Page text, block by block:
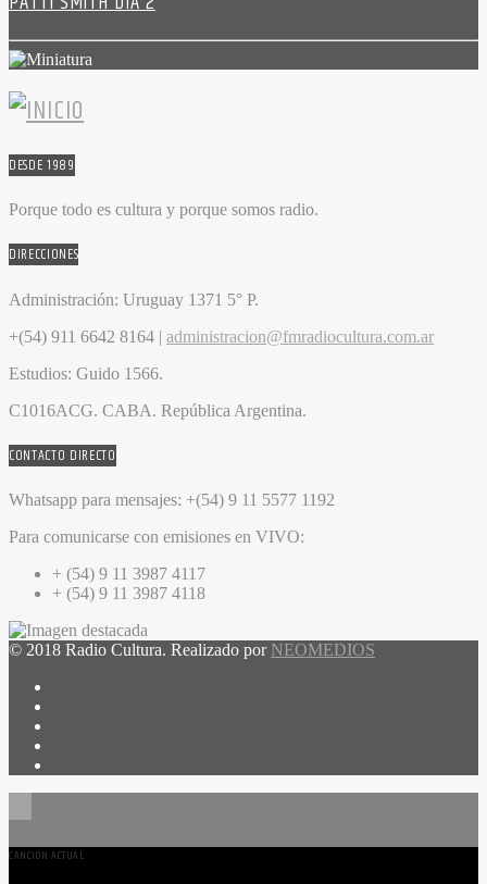
DESDE 1989
Porque todo es cultura y porque somos radio.
DIRECCIONES
Administración: Uruguay 1371 5° P.
+(54) 911 6642 8164 | administracion@fmradiocultura.com.ar
Estudios: Guido 1566.
C1016ACG. CABA. República Argentina.
CONTACTO DIRECTO
Whatsapp para mensajes: +(54) 9 11 5577 1192
Para comunicarse con emisiones en VIVO:
+ (54) 9 11 3987 4117
+ (54) 9 11 3987 4118
© 2018 Radio Cultura. Realizado por NEOMEDIOS
CANCIÓN ACTUAL